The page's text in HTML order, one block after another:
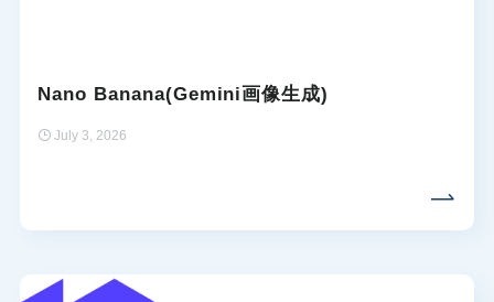
Nano Banana(Gemini画像生成)
July 3, 2026